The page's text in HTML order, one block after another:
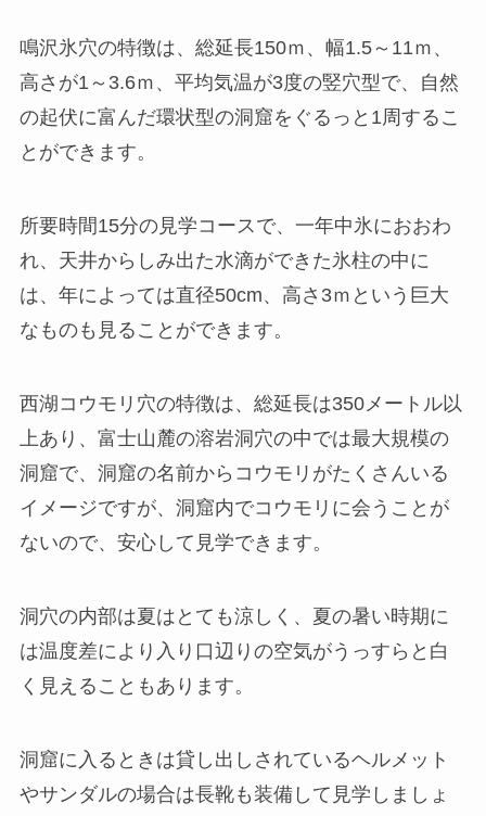
鳴沢氷穴の特徴は、総延長150ｍ、幅1.5～11ｍ、
高さが1～3.6ｍ、平均気温が3度の竪穴型で、自然
の起伏に富んだ環状型の洞窟をぐるっと1周するこ
とができます。
所要時間15分の見学コースで、一年中氷におおわ
れ、天井からしみ出た水滴ができた氷柱の中に
は、年によっては直径50cm、高さ3ｍという巨大
なものも見ることができます。
西湖コウモリ穴の特徴は、総延長は350メートル以
上あり、富士山麓の溶岩洞穴の中では最大規模の
洞窟で、洞窟の名前からコウモリがたくさんいる
イメージですが、洞窟内でコウモリに会うことが
ないので、安心して見学できます。
洞穴の内部は夏はとても涼しく、夏の暑い時期に
は温度差により入り口辺りの空気がうっすらと白
く見えることもあります。
洞窟に入るときは貸し出しされているヘルメット
やサンダルの場合は長靴も装備して見学しましょ